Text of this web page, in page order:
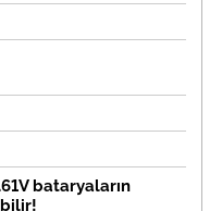
bataryaların